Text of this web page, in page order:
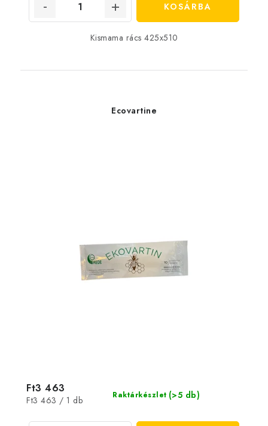
KOSÁRBA
Kismama rács 425x510
Ecovartine
Raktárkészlet (>5 db)
Ft3 463
Egységár:
Ft3 463 / 1 db